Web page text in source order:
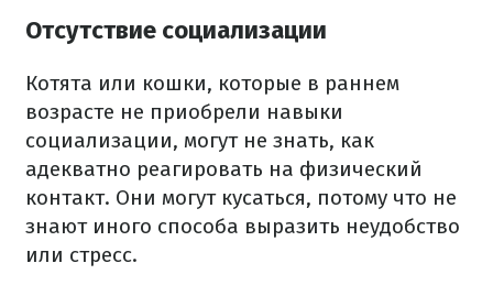
Отсутствие социализации
Котята или кошки, которые в раннем
возрасте не приобрели навыки
социализации, могут не знать, как
адекватно реагировать на физический
контакт. Они могут кусаться, потому что не
знают иного способа выразить неудобство
или стресс.